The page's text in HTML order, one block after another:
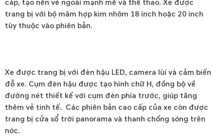
cáp, tạo nên vẻ ngoài mạnh mẽ và thể thao. Xe được
trang bị với bộ mâm hợp kim nhôm 18 inch hoặc 20 inch
tùy thuộc vào phiên bản.
Xe được trang bị với đèn hậu LED, camera lùi và cảm biến
đỗ xe. Cụm đèn hậu được tạo hình chữ H, đồng bộ về
đường nét thiết kế với cụm đèn phía trước, giúp tăng
thêm vẻ tinh tế. Các phiên bản cao cấp của xe còn được
trang bị cửa sổ trời panorama và thanh chống sóng trên
nóc.